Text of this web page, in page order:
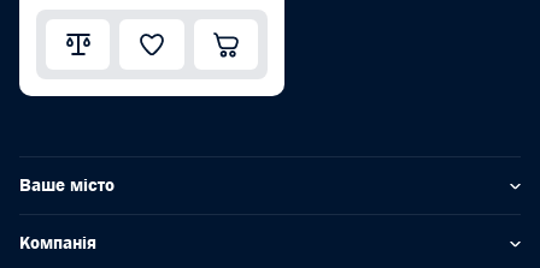
Ваше місто
Компанія